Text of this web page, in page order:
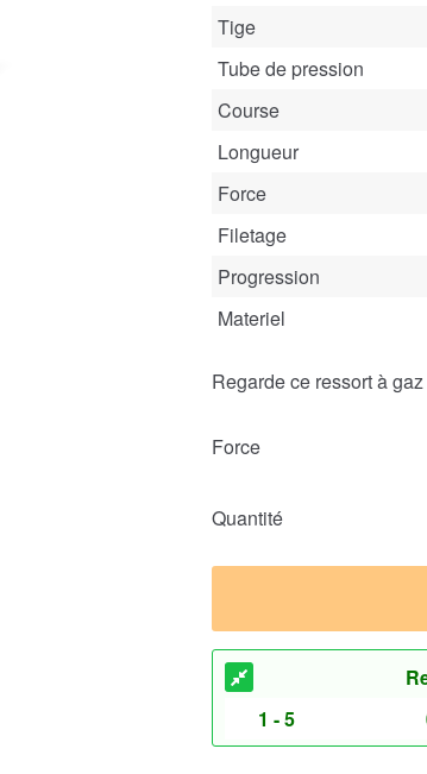
Tige
Tube de pression
Course
Longueur
Force
Filetage
Progression
Materiel
Regarde ce ressort à
Force
Quantité
1 - 5